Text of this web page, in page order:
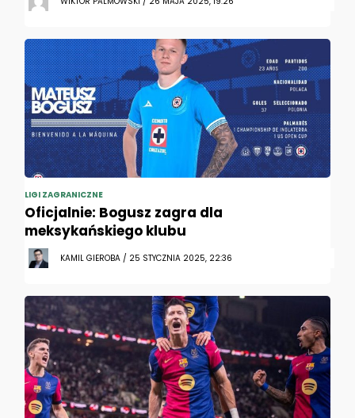
LIGI ZAGRANICZNE
Oficjalnie: Bogusz zagra dla
meksykańskiego klubu
KAMIL GIEROBA / 25 STYCZNIA 2025, 22:36